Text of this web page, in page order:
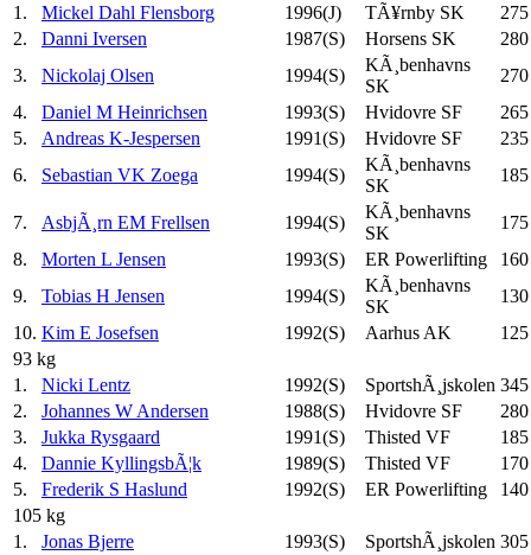
1.
Mickel Dahl Flensborg 1996(J) TÃ¥rnby SK
275
2.
Danni Iversen 1987(S) Horsens SK
280
3.
Nickolaj Olsen 1994(S)
KÃ¸benhavns
SK
270
4.
Daniel M Heinrichsen 1993(S) Hvidovre SF
265
5.
Andreas K-Jespersen 1991(S) Hvidovre SF
235
6.
Sebastian VK Zoega 1994(S)
KÃ¸benhavns
SK
185
7. AsbjÃ¸rn EM Frellsen 1994(S)
KÃ¸benhavns
SK
175
8.
Morten L Jensen 1993(S) ER Powerlifting
160
9.
Tobias H Jensen 1994(S)
KÃ¸benhavns
SK
130
10. Kim E Josefsen 1992(S) Aarhus AK
125
93 kg
1.
Nicki Lentz 1992(S) SportshÃ¸jskolen 345
2.
Johannes W Andersen 1988(S) Hvidovre SF
280
3.
Jukka Rysgaard 1991(S) Thisted VF
185
4.
Dannie KyllingsbÃ¦k 1989(S) Thisted VF
170
5.
Frederik S Haslund 1992(S) ER Powerlifting
140
105 kg
1.
Jonas Bjerre 1993(S) SportshÃ¸jskolen 305